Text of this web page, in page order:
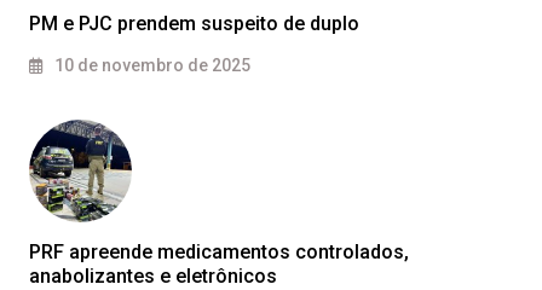
PM e PJC prendem suspeito de duplo
10 de novembro de 2025
PRF apreende medicamentos controlados,
anabolizantes e eletrônicos